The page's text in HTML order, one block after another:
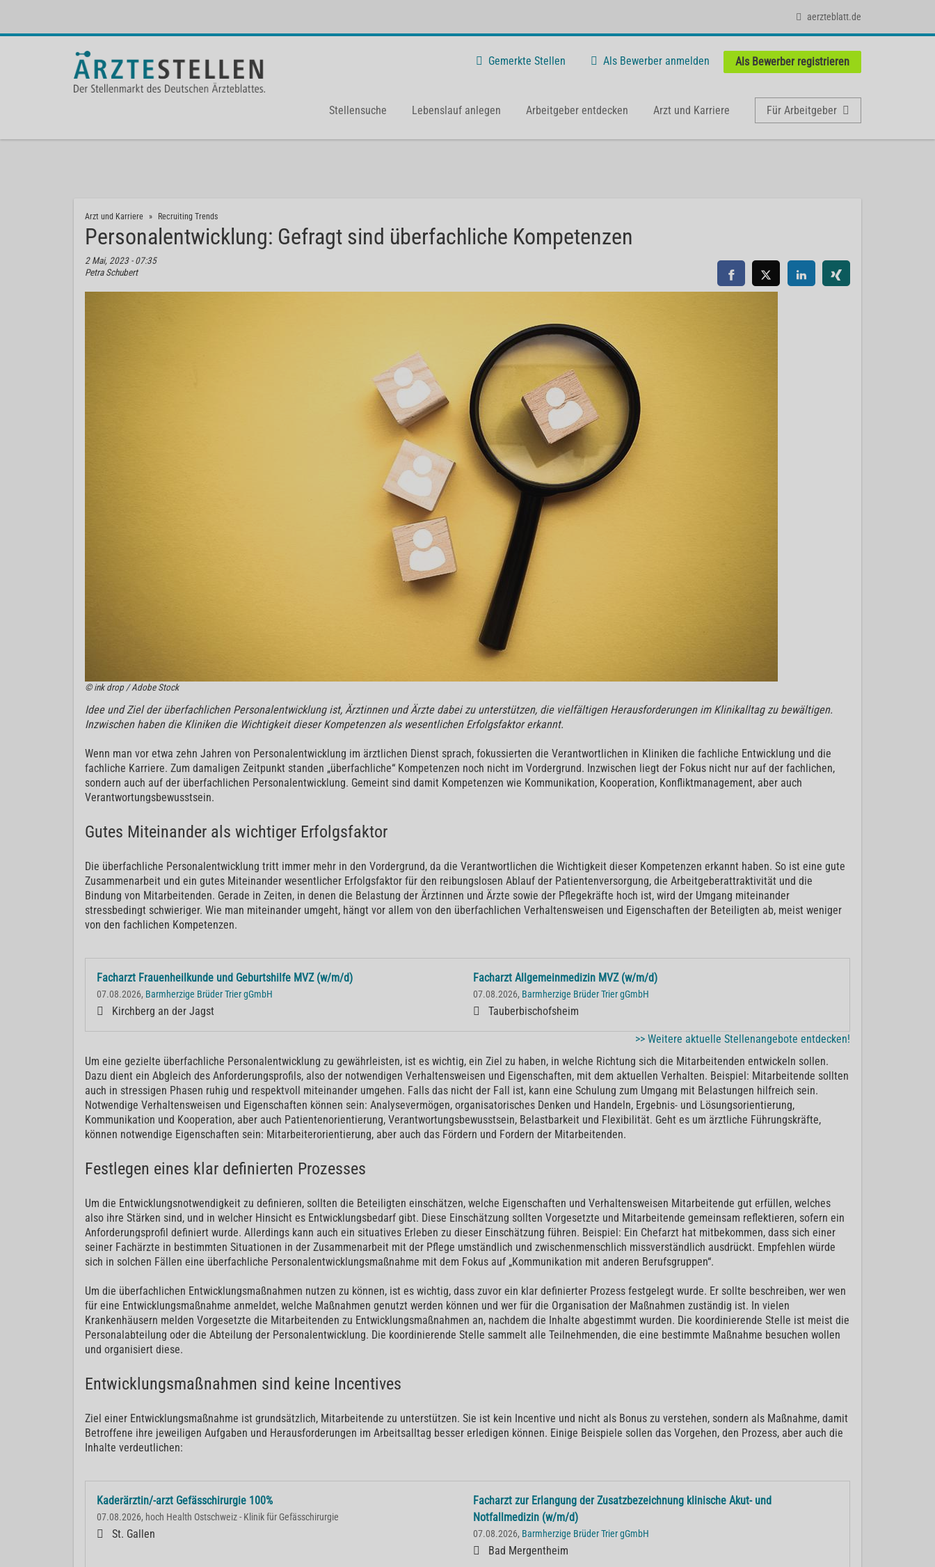
aerzteblatt.de
Gemerkte Stellen Als Bewerber anmelden Als Bewerber registrieren
Stellensuche Lebenslauf anlegen Arbeitgeber entdecken Arzt und Karriere Für Arbeitgeber
Arzt und Karriere Recruiting Trends
Personalentwicklung: Gefragt sind überfachliche Kompetenzen
2 Mai, 2023 - 07:35
Petra Schubert
© ink drop / Adobe Stock
Idee und Ziel der überfachlichen Personalentwicklung ist, Ärztinnen und Ärzte dabei zu unterstützen, die vielfältigen Herausforderungen im Klinikalltag zu bewältigen.
Inzwischen haben die Kliniken die Wichtigkeit dieser Kompetenzen als wesentlichen Erfolgsfaktor erkannt.
Wenn man vor etwa zehn Jahren von Personalentwicklung im ärztlichen Dienst sprach, fokussierten die Verantwortlichen in Kliniken die fachliche Entwicklung und die
fachliche Karriere. Zum damaligen Zeitpunkt standen „überfachliche“ Kompetenzen noch nicht im Vordergrund. Inzwischen liegt der Fokus nicht nur auf der fachlichen,
sondern auch auf der überfachlichen Personalentwicklung. Gemeint sind damit Kompetenzen wie Kommunikation, Kooperation, Konfliktmanagement, aber auch
Verantwortungsbewusstsein.
Gutes Miteinander als wichtiger Erfolgsfaktor
Die überfachliche Personalentwicklung tritt immer mehr in den Vordergrund, da die Verantwortlichen die Wichtigkeit dieser Kompetenzen erkannt haben. So ist eine gute
Zusammenarbeit und ein gutes Miteinander wesentlicher Erfolgsfaktor für den reibungslosen Ablauf der Patientenversorgung, die Arbeitgeberattraktivität und die
Bindung von Mitarbeitenden. Gerade in Zeiten, in denen die Belastung der Ärztinnen und Ärzte sowie der Pflegekräfte hoch ist, wird der Umgang miteinander
stressbedingt schwieriger. Wie man miteinander umgeht, hängt vor allem von den überfachlichen Verhaltensweisen und Eigenschaften der Beteiligten ab, meist weniger
von den fachlichen Kompetenzen.
Facharzt Frauenheilkunde und Geburtshilfe MVZ (w/m/d)
07.08.2026, Barmherzige Brüder Trier gGmbH
Kirchberg an der Jagst
Facharzt Allgemeinmedizin MVZ (w/m/d)
07.08.2026, Barmherzige Brüder Trier gGmbH
Tauberbischofsheim
>> Weitere aktuelle Stellenangebote entdecken!
Um eine gezielte überfachliche Personalentwicklung zu gewährleisten, ist es wichtig, ein Ziel zu haben, in welche Richtung sich die Mitarbeitenden entwickeln sollen.
Dazu dient ein Abgleich des Anforderungsprofils, also der notwendigen Verhaltensweisen und Eigenschaften, mit dem aktuellen Verhalten. Beispiel: Mitarbeitende sollten
auch in stressigen Phasen ruhig und respektvoll miteinander umgehen. Falls das nicht der Fall ist, kann eine Schulung zum Umgang mit Belastungen hilfreich sein.
Notwendige Verhaltensweisen und Eigenschaften können sein: Analysevermögen, organisatorisches Denken und Handeln, Ergebnis- und Lösungsorientierung,
Kommunikation und Kooperation, aber auch Patientenorientierung, Verantwortungsbewusstsein, Belastbarkeit und Flexibilität. Geht es um ärztliche Führungskräfte,
können notwendige Eigenschaften sein: Mitarbeiterorientierung, aber auch das Fördern und Fordern der Mitarbeitenden.
Festlegen eines klar definierten Prozesses
Um die Entwicklungsnotwendigkeit zu definieren, sollten die Beteiligten einschätzen, welche Eigenschaften und Verhaltensweisen Mitarbeitende gut erfüllen, welches
also ihre Stärken sind, und in welcher Hinsicht es Entwicklungsbedarf gibt. Diese Einschätzung sollten Vorgesetzte und Mitarbeitende gemeinsam reflektieren, sofern ein
Anforderungsprofil definiert wurde. Allerdings kann auch ein situatives Erleben zu dieser Einschätzung führen. Beispiel: Ein Chefarzt hat mitbekommen, dass sich einer
seiner Fachärzte in bestimmten Situationen in der Zusammenarbeit mit der Pflege umständlich und zwischenmenschlich missverständlich ausdrückt. Empfehlen würde
sich in solchen Fällen eine überfachliche Personalentwicklungsmaßnahme mit dem Fokus auf „Kommunikation mit anderen Berufsgruppen“.
Um die überfachlichen Entwicklungsmaßnahmen nutzen zu können, ist es wichtig, dass zuvor ein klar definierter Prozess festgelegt wurde. Er sollte beschreiben, wer wen
für eine Entwicklungsmaßnahme anmeldet, welche Maßnahmen genutzt werden können und wer für die Organisation der Maßnahmen zuständig ist. In vielen
Krankenhäusern melden Vorgesetzte die Mitarbeitenden zu Entwicklungsmaßnahmen an, nachdem die Inhalte abgestimmt wurden. Die koordinierende Stelle ist meist die
Personalabteilung oder die Abteilung der Personalentwicklung. Die koordinierende Stelle sammelt alle Teilnehmenden, die eine bestimmte Maßnahme besuchen wollen
und organisiert diese.
Entwicklungsmaßnahmen sind keine Incentives
Ziel einer Entwicklungsmaßnahme ist grundsätzlich, Mitarbeitende zu unterstützen. Sie ist kein Incentive und nicht als Bonus zu verstehen, sondern als Maßnahme, damit
Betroffene ihre jeweiligen Aufgaben und Herausforderungen im Arbeitsalltag besser erledigen können. Einige Beispiele sollen das Vorgehen, den Prozess, aber auch die
Inhalte verdeutlichen:
Kaderärztin/-arzt Gefässchirurgie 100%
07.08.2026, hoch Health Ostschweiz - Klinik für Gefässchirurgie
St. Gallen
Facharzt zur Erlangung der Zusatzbezeichnung klinische Akut- und
Notfallmedizin (w/m/d)
07.08.2026, Barmherzige Brüder Trier gGmbH
Bad Mergentheim